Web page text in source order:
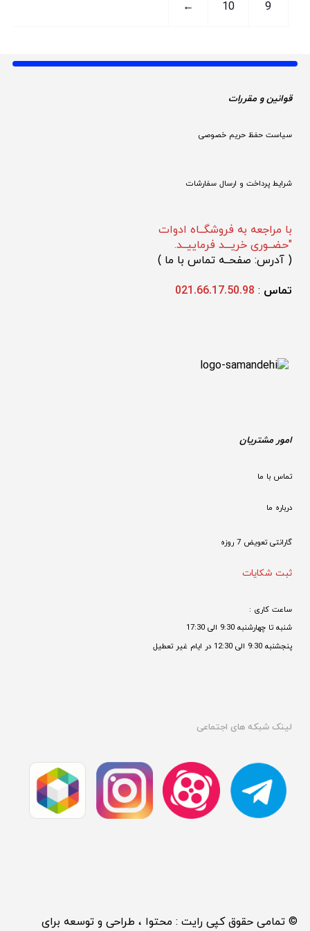
10
←
قوانین و مقررات
سیاست حفظ حریم خصوصی
شرایط پرداخت و ارسال سفارشات
با مراجعه به فروشگــاه ادوات
"حضــوری خریـــد فرماییــد.
آدرس: صفحــه تماس با ما )
تماس :
021.66.17.50.98
امور مشتریان
تماس با ما
درباره ما
گارانتی تعویض 7 روزه
ثبت شکایات
ساعت کاری :
شنبه تا چهارشنبه 9:30 الی 17:30
پنجشنبه 9:30 الی 12:30 در ایام غیر تعطیل
لینک شبکه های اجتماعی
© تمامی حقوق کپی رایت : محتوا ، طراحی و توسعه برای